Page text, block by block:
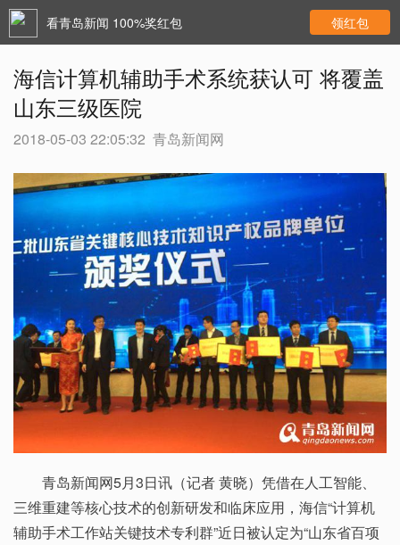
看青岛新闻 100%奖红包 领红包
海信计算机辅助手术系统获认可 将覆盖
山东三级医院
2018-05-03 22:05:32 青岛新闻网
青岛新闻网5月3日讯（记者 黄晓）凭借在人工智能、
三维重建等核心技术的创新研发和临床应用，海信“计算机
辅助手术工作站关键技术专利群”近日被认定为“山东省百项